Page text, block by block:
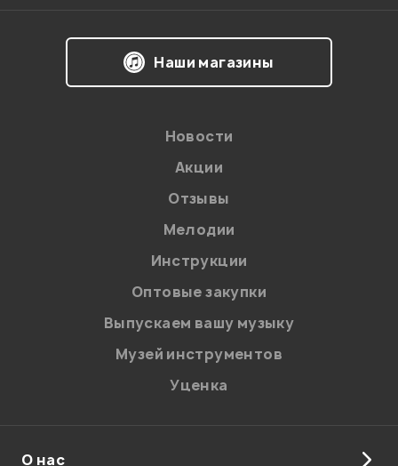
согласиена обработку персональных данных в
соответствии сПолитикой в отношении обработки
персональных данных.
Наши магазины
Новости
Акции
Отзывы
Мелодии
Инструкции
Оптовые закупки
Выпускаем вашу музыку
Музей инструментов
Уценка
О нас